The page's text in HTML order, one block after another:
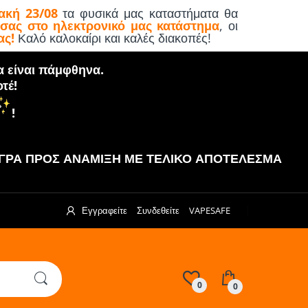
23/08τα φυσικά μας καταστήματα θα
στο ηλεκτρονικό μας κατάστημα, οι
Καλό καλοκαίρι και καλές διακοπές!
είναι πάμφθηνα.
!
ΠΡΟΣ ΑΝΑΜΙΞΗ ΜΕ ΤΕΛΙΚΟ ΑΠΟΤΕΛΕΣΜΑ
Εγγραφείτε Συνδεθείτε VAPESAFE
0 0